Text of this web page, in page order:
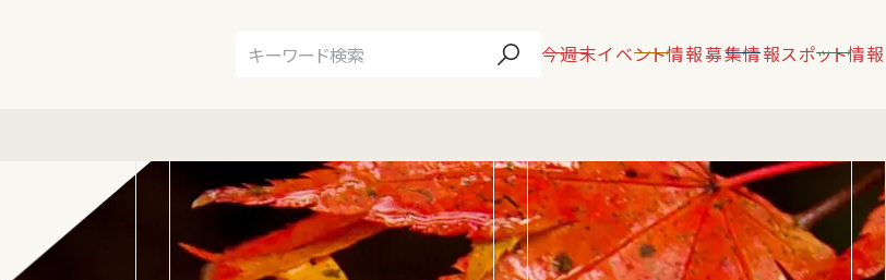
今週末イベント情報募集情報スポット情報